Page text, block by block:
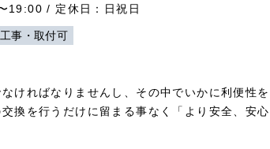
19:00 / 定休日：日祝日
工事・取付可
ければなりませんし、その中でいかに利便性
換を行うだけに留まる事なく「より安全、安